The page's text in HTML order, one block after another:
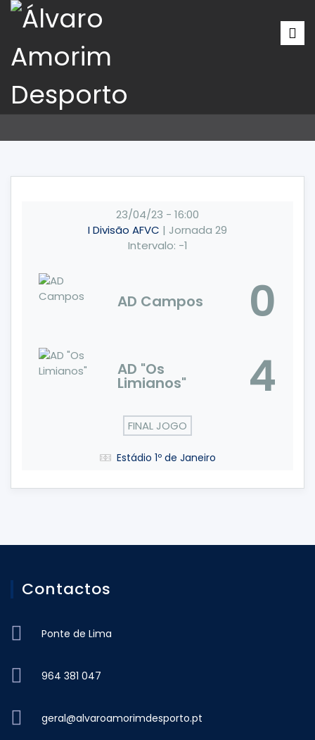
23/04/23 - 16:00
I Divisão AFVC | Jornada 29
Intervalo: -1
AD Campos 0
AD "Os
Limianos" 4
FINAL JOGO
Estádio 1º de Janeiro
Contactos
Ponte de Lima
964 381 047
geral@alvaroamorimdesporto.pt